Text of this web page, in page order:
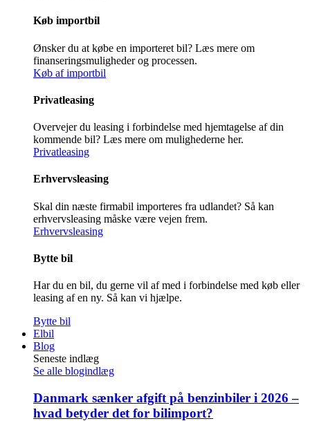
Køb importbil
Ønsker du at købe en importeret bil? Læs mere om
finanseringsmuligheder og processen.
Køb af importbil
Privatleasing
Overvejer du leasing i forbindelse med hjemtagelse af din
kommende bil? Læs mere om mulighederne her.
Privatleasing
Erhvervsleasing
Skal din næste firmabil importeres fra udlandet? Så kan
erhvervsleasing måske være vejen frem.
Erhvervsleasing
Bytte bil
Har du en bil, du gerne vil af med i forbindelse med køb eller
leasing af en ny. Så kan vi hjælpe.
Bytte bil
Elbil
Blog
Seneste indlæg
Se alle blogindlæg
Danmark sænker afgift på benzinbiler i 2026 –
hvad betyder det for bilimport?